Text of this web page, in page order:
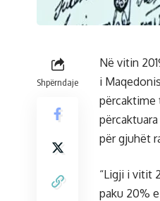
Shpërndaje
Në vitin
i
përcaktime
për gjuhët
“Ligji i vitit
paku 20%